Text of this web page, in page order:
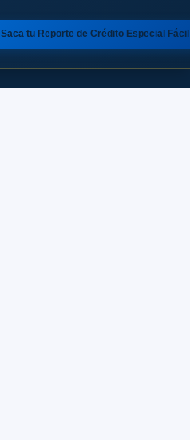
Saca tu Reporte de Crédito Especial Fácil